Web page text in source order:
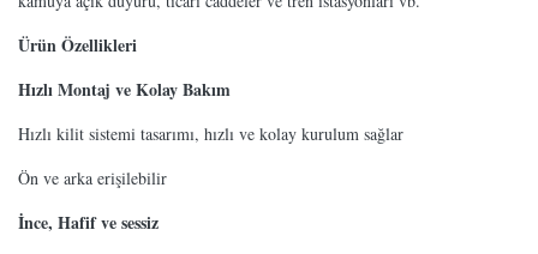
Ürün Özellikleri
Hızlı Montaj ve Kolay Bakım
Hızlı kilit sistemi tasarımı, hızlı ve kolay kurulum sağlar
Ön ve arka erişilebilir
İnce, Hafif ve sessiz